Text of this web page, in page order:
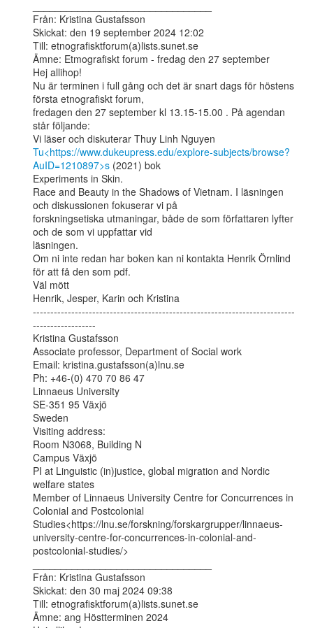
Från: Kristina Gustafsson
Skickat: den 19 september 2024 12:02
Till: etnografisktforum(a)lists.sunet.se
Ämne: Etmografiskt forum - fredag den 27 september
Hej allihop!
Nu är terminen i full gång och det är snart dags för höstens
första etnografiskt forum,
fredagen den 27 september kl 13.15-15.00 . På agendan
står följande:
Tu<https://www.dukeupress.edu/explore-subjects/browse?
AuID=1210897>s (2021) bok
Experiments in Skin.
Race and Beauty in the Shadows of Vietnam. I läsningen
och diskussionen fokuserar vi på
forskningsetiska utmaningar, både de som författaren lyfter
och de som vi uppfattar vid
läsningen.
Om ni inte redan har boken kan ni kontakta Henrik Örnlind
för att få den som pdf.
Väl mött
Henrik, Jesper, Karin och Kristina
---------------------------------------------------------------------------
------------------
Kristina Gustafsson
Associate professor, Department of Social work
Email: kristina.gustafsson(a)lnu.se
Ph: +46-(0) 470 70 86 47
Linnaeus University
SE-351 95 Växjö
Sweden
Visiting address:
Room N3068, Building N
Campus Växjö
PI at Linguistic (in)justice, global migration and Nordic
welfare states
Member of Linnaeus University Centre for Concurrences in
Colonial and Postcolonial
Studies<https://lnu.se/forskning/forskargrupper/linnaeus-
university-centre-for-concurrences-in-colonial-and-
postcolonial-studies/>
Från: Kristina Gustafsson
Skickat: den 30 maj 2024 09:38
Till: etnografisktforum(a)lists.sunet.se
Ämne: ang Höstterminen 2024